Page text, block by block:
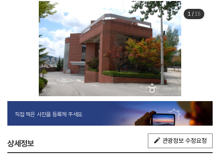
1/ 15
직접 찍은 사진을 등록해 주세요.
상세정보 관광정보 수정요청